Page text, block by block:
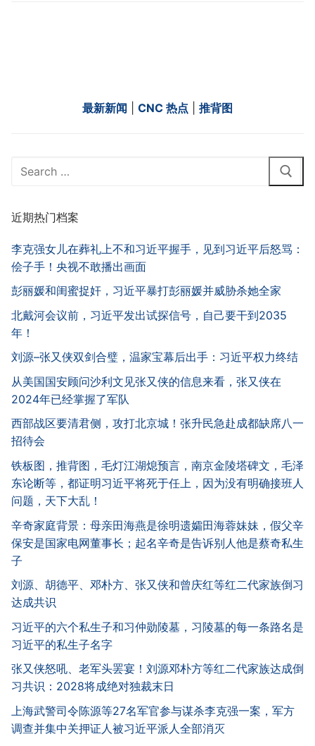
最新新闻 CNC 热点 推背图
Search
近期热门档案
李克强女儿在葬礼上不和习近平握手，见到习近平后怒骂：
侩子手！央视不敢播出画面
彭丽媛和闺蜜捉奸，习近平暴打彭丽媛并威胁杀她全家
北戴河会议前，习近平发出试探信号，自己要干到2035
年！
刘源–张又侠双剑合璧，温家宝幕后出手：习近平权力终结
从美国国安顾问沙利文见张又侠的信息来看，张又侠在
2024年已经掌握了军队
西部战区要清君侧，攻打北京城！张升民急赴成都缺席八一
招待会
铁板图，推背图，毛灯江湖熄预言，南京金陵塔碑文，毛泽
东论断等，都证明习近平将死于任上，因为没有明确接班人
问题，天下大乱！
辛奇家庭背景：母亲田海燕是徐明遗孀田海蓉妹妹，假父辛
保安是国家电网董事长；起名辛奇是告诉别人他是蔡奇私生
子
刘源、胡德平、邓朴方、张又侠和曾庆红等红二代家族倒习
达成共识
习近平的六个私生子和习仲勋陵墓，习陵墓的每一条路名是
习近平的私生子名字
张又侠怒吼、老军头罢宴！刘源邓朴方等红二代家族达成倒
习共识：2028将成绝对独裁末日
上海武警司令陈源等27名军官参与谋杀李克强一案，军方
调查并集中关押证人被习近平派人全部消灭